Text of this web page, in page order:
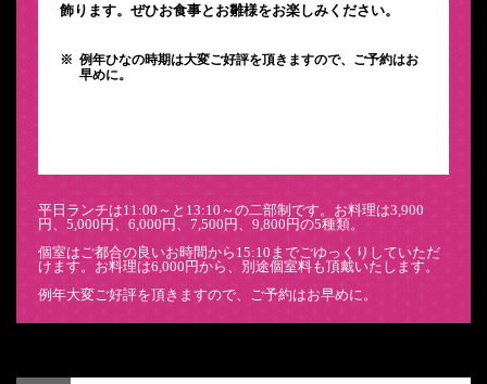
飾ります。ぜひお食事とお雛様をお楽しみください。
例年ひなの時期は大変ご好評を頂きますので、ご予約はお
早めに。
平日ランチは11:00～と13:10～の二部制です。お料理は3,900
円、5,000円、6,000円、7,500円、9,800円の5種類。
個室はご都合の良いお時間から15:10までごゆっくりしていただ
けます。お料理は6,000円から、別途個室料も頂戴いたします。
例年大変ご好評を頂きますので、ご予約はお早めに。